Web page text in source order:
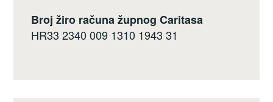
Broj žiro računa župnog Caritasa
HR33 2340 009 1310 1943 31